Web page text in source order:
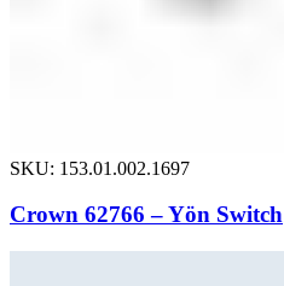
SKU: 153.01.002.1697
Crown 62766 – Yön Switch